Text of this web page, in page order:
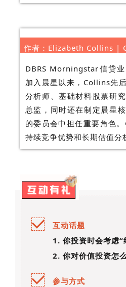
作者：Elizabeth Collins |
DBRS Morningstar信贷
加入晨星以来，Collins先
分析师、基础材料股票研
总监，同时还在制定晨星
的委员会中担任重要角色
持续竞争优势和长期估值分
互动话题
1. 你投资时会考虑“
2. 你对价值投资怎
参与方式